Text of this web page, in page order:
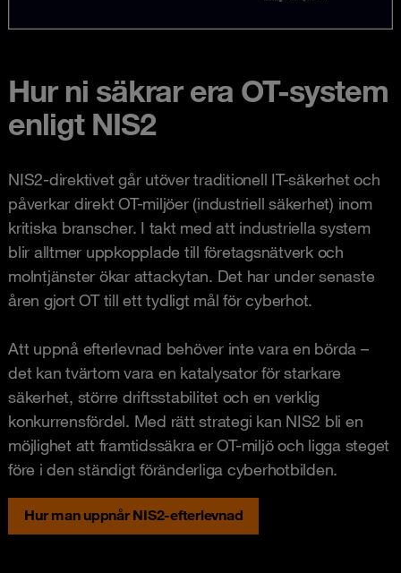
Hur ni säkrar era OT-system
enligt NIS2
NIS2-direktivet går utöver traditionell IT-säkerhet och
påverkar direkt OT-miljöer (industriell säkerhet) inom
kritiska branscher. I takt med att industriella system
blir alltmer uppkopplade till företagsnätverk och
molntjänster ökar attackytan. Det har under senaste
åren gjort OT till ett tydligt mål för cyberhot.
Att uppnå efterlevnad behöver inte vara en börda –
det kan tvärtom vara en katalysator för starkare
säkerhet, större driftsstabilitet och en verklig
konkurrensfördel. Med rätt strategi kan NIS2 bli en
möjlighet att framtidssäkra er OT-miljö och ligga steget
före i den ständigt föränderliga cyberhotbilden.
Hur man uppnår NIS2-efterlevnad